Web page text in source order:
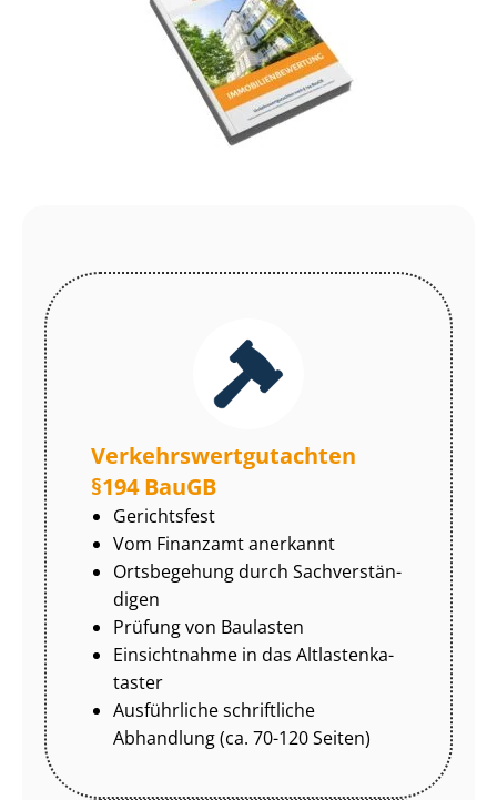
Ver­kehrs­wert­gut­ach­ten
§194 BauGB
Gerichtsfest
Vom Finanzamt anerkannt
Ortsbegehung durch Sach­ver­stän­
di­gen
Prüfung von Baulasten
Einsichtnahme in das Alt­las­ten­ka­
tas­ter
Ausführliche schriftliche
Abhandlung (ca. 70-120 Seiten)